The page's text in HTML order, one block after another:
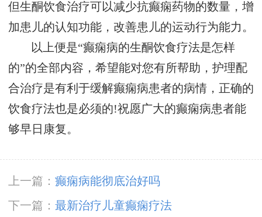
但生酮饮食治疗可以减少抗癫痫药物的数量，增
加患儿的认知功能，改善患儿的运动行为能力。
以上便是“癫痫病的生酮饮食疗法是怎样
的”的全部内容，希望能对您有所帮助，护理配
合治疗是有利于缓解癫痫病患者的病情，正确的
饮食疗法也是必须的!祝愿广大的癫痫病患者能
够早日康复。
上一篇： 癫痫病能彻底治好吗
下一篇： 最新治疗儿童癫痫疗法